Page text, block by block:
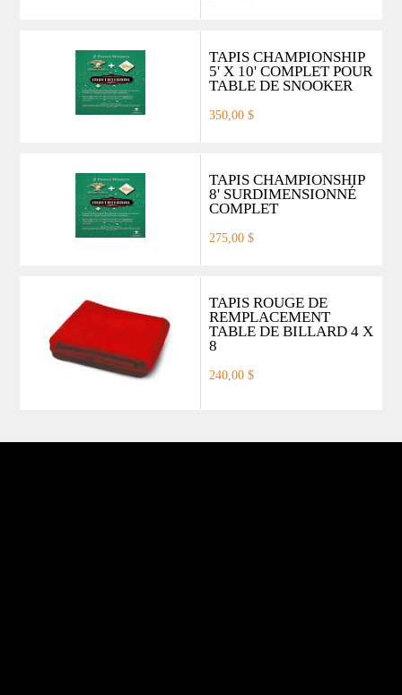
TAPIS CHAMPIONSHIP
5' X 10' COMPLET POUR
TABLE DE SNOOKER
350,00 $
TAPIS CHAMPIONSHIP
8' SURDIMENSIONNÉ
COMPLET
275,00 $
TAPIS ROUGE DE
REMPLACEMENT
TABLE DE BILLARD 4 X
8
240,00 $